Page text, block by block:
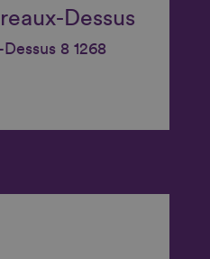
Dessus
8 1268